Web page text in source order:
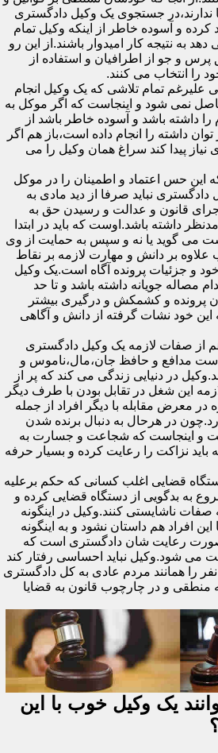
ندارند،در جستجوی یک وکیل دادگستری
کرده و آسوده خاطر از اینکه وکیل تمام
به نتیجه کار امیدوار باشند.از این رو
پرس و جو از اطرافیان و استفاده از
را انتخاب می کنند.
علیرغم تمام تلاشی که یک وکیل انجام
نمی شود و اینجاست که اگر موکل به
را داشته باشد و آسوده خاطر باشد از
توان داشته را انجام داده است،باز هم اگر
نیاز پیدا کند سراغ همان وکیل را می
این حس اعتماد و اطمینان را در موکل
دادگستری نباید صرفا از دید مادی به
قانون و عدالت و رسیدن حق به
داشته باشد.اوست که باید در ابتدا
می گوید یا نه و سپس به حمایت از وی
بر دانش و مهارت لازمه بر نقاط
و جزئیات پرونده آگاه است.یک وکیل
مصاله جویانه داشته باشد و تا حد
پرونده و کشمکش و درگیری بیشتر
این خود نشات گرفته از دانش و آگاهی
صفات لازمه یک وکیل دادگستری
مدافع و حافظ جان،مال،ناموس و
در دنیایی زندگی می کند که پر از
این شغل در تقابل بودن با طرف دیگر
در معرض مقابله با دیگر افراد از جمله
در هرحال به دنبال برنده شدن
و اینجاست که شجاعت و جسارت به
باید نزاکت را رعایت کرده و بسیار حرفه
قضایی اغلب کسانی که حکم برعلیه
به بدگویی از دستگاه قضایی کرده و
ناشایستی کنند.وکیل در اینگونه
افراد هم داستان نشود و به اینگونه
صورت رعایت شان دادگستری است که
شود.وکیل نباید احساسی رفتار کند
را همانند مردم عادی به کل دادگستری
منطقی و در چارچوب قانون به قضایا
یک وکیل خوب با این